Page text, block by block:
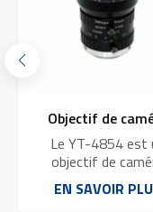
Objectif de
industriel
performance YT-
avec capteur 5
Le YT-4854 est
objectif de
industriel
performances qui
EN SAVOIR